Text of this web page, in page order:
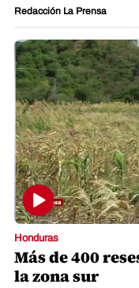
Redacción La Prensa
Honduras
Más de 400
la zona sur